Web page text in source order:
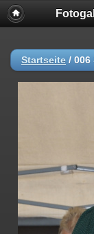
Startseite / 006